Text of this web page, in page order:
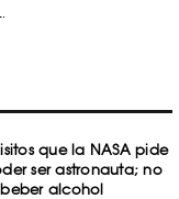
que la NASA pide
ser astronauta; no
alcohol